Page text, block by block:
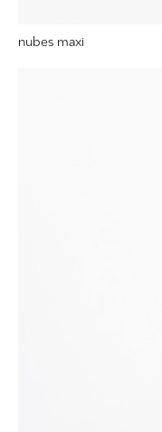
nubes maxi